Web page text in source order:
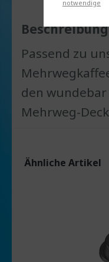
Beschreibung
Passend zu
den
Mehrweg-
Ähnliche Artikel
notwendige